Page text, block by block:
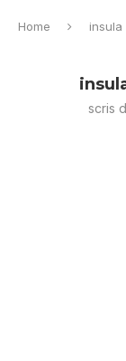
Home insula
scris